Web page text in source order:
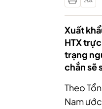
Xuất
HTX
trạng
chắn sẽ
Theo
Nam